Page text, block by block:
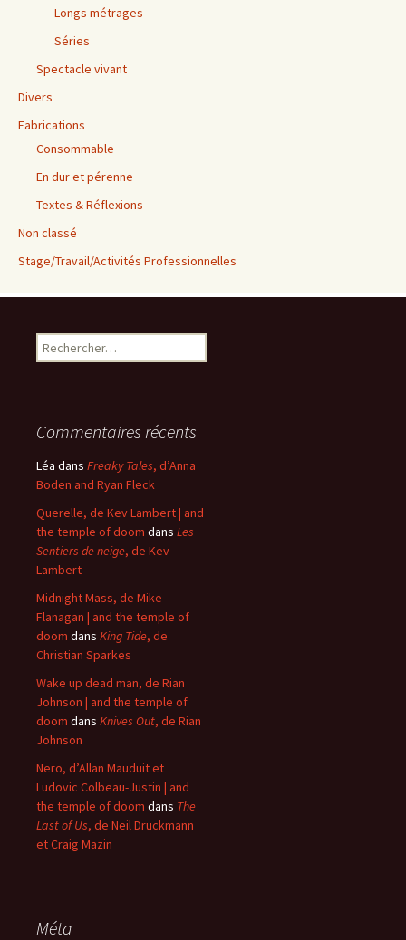
Longs métrages
Séries
Spectacle vivant
Divers
Fabrications
Consommable
En dur et pérenne
Textes & Réflexions
Non classé
Stage/Travail/Activités Professionnelles
Rechercher :
Commentaires récents
Léa dans Freaky Tales, d’Anna
Boden and Ryan Fleck
Querelle, de Kev Lambert | and
the temple of doom dans Les
Sentiers de neige, de Kev
Lambert
Midnight Mass, de Mike
Flanagan | and the temple of
doom dans King Tide, de
Christian Sparkes
Wake up dead man, de Rian
Johnson | and the temple of
doom dans Knives Out, de Rian
Johnson
Nero, d’Allan Mauduit et
Ludovic Colbeau-Justin | and
the temple of doom dans The
Last of Us, de Neil Druckmann
et Craig Mazin
Méta